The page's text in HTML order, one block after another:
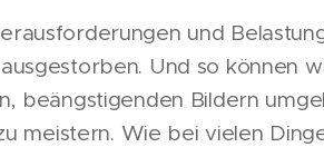
und
Und so können
beängstigenden Bildern
meistern. Wie bei vielen